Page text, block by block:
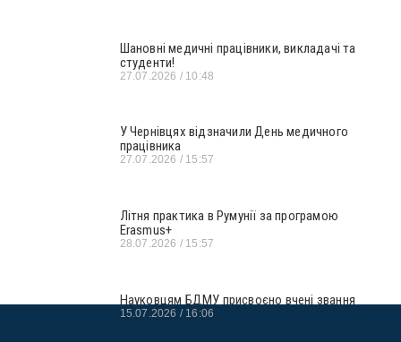
Шановні медичні працівники, викладачі та
студенти!
27.07.2026 10:48
У Чернівцях відзначили День медичного
працівника
27.07.2026 15:57
Літня практика в Румунії за програмою
Erasmus+
28.07.2026 15:57
Науковцям БДМУ присвоєно вчені звання
15.07.2026 16:06